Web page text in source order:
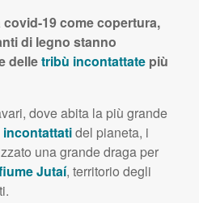
19 come copertura,
di legno stanno
delletribù incontattate più
dove abita la più grande
del pianeta, i
una grande draga per
Jutaí, territorio degli